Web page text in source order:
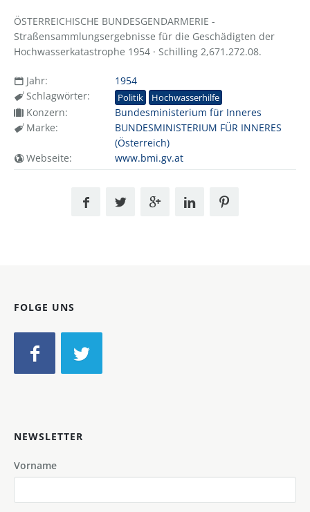
ÖSTERREICHISCHE BUNDESGENDARMERIE -
Straßensammlungsergebnisse für die Geschädigten der
Hochwasserkatastrophe 1954 · Schilling 2,671.272.08.
Jahr:
1954
Schlagwörter:
Politik Hochwasserhilfe
Konzern:
Bundesministerium für Inneres
Marke:
BUNDESMINISTERIUM FÜR INNERES
(Österreich)
Webseite:
www.bmi.gv.at
FOLGE UNS
NEWSLETTER
Vorname